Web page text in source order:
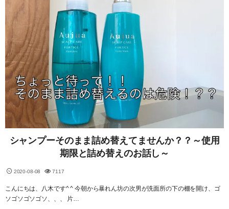
シャンプーそのまま詰め替えてませんか？？～使用
期限と詰め替えのお話し～
2020-08-08 7117
こんにちは、八木です^ ^ 今朝から暴れん坊の次男が洗面所の下の棚を開け、ゴ
ソゴソゴソゴソ、、、 片…